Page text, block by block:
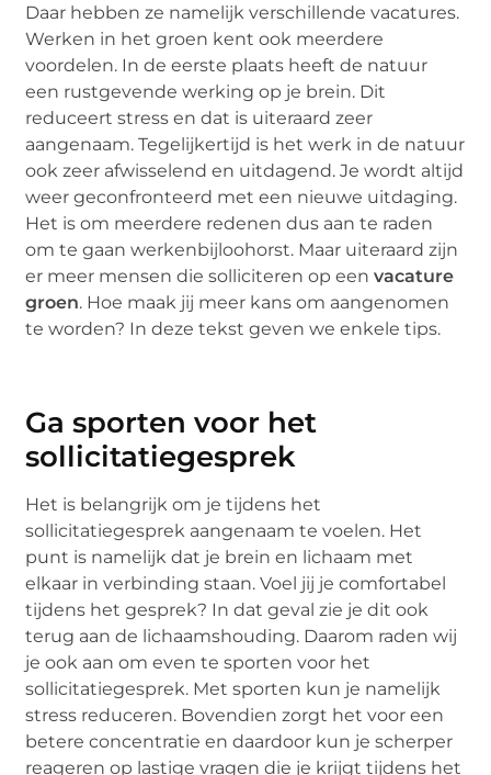
Daar hebben ze namelijk verschillende vacatures.
Werken in het groen kent ook meerdere
voordelen. In de eerste plaats heeft de natuur
een rustgevende werking op je brein. Dit
reduceert stress en dat is uiteraard zeer
aangenaam. Tegelijkertijd is het werk in de natuur
ook zeer afwisselend en uitdagend. Je wordt altijd
weer geconfronteerd met een nieuwe uitdaging.
Het is om meerdere redenen dus aan te raden
om te gaan werkenbijloohorst. Maar uiteraard zijn
er meer mensen die solliciteren op eenvacature
groen. Hoe maak jij meer kans om aangenomen
te worden? In deze tekst geven we enkele tips.
Ga sporten voor het
sollicitatiegesprek
Het is belangrijk om je tijdens het
sollicitatiegesprek aangenaam te voelen. Het
punt is namelijk dat je brein en lichaam met
elkaar in verbinding staan. Voel jij je comfortabel
tijdens het gesprek? In dat geval zie je dit ook
terug aan de lichaamshouding. Daarom raden wij
je ook aan om even te sporten voor het
sollicitatiegesprek. Met sporten kun je namelijk
stress reduceren. Bovendien zorgt het voor een
betere concentratie en daardoor kun je scherper
reageren op lastige vragen die je krijgt tijdens het